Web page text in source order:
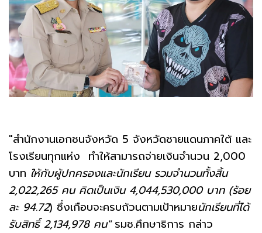
"สำนักงานเอกชนจังหวัด 5 จังหวัดชายแดนภาคใต้ และ
โรงเรียนทุกแห่ง ทำให้สามารถจ่ายเงินจำนวน 2,000
บาท ให้กับผู้ปกครองและนักเรียน รวมจำนวนทั้งสิ้น
2,022,265 คน คิดเป็นเงิน 4,044,530,000 บาท (ร้อย
ละ 94.72) ซึ่งเกือบจะครบถ้วนตามเป้าหมายนักเรียนที่ได้
รับสิทธิ์ 2,134,978 คน"รมช.ศึกษาธิการ กล่าว